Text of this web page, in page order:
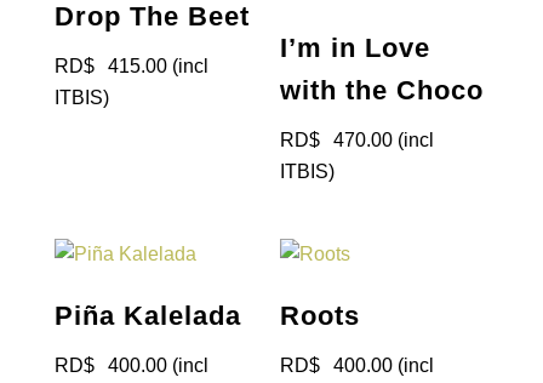
Drop The Beet
RD$ 415.00 (incl
ITBIS)
I’m in Love
with the Choco
RD$ 470.00 (incl
ITBIS)
Piña Kalelada
RD$ 400.00 (incl
Roots
RD$ 400.00 (incl